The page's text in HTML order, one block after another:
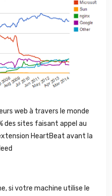
web à travers le monde
des sites faisant appel au
HeartBeat avant la
si votre machine utilise le